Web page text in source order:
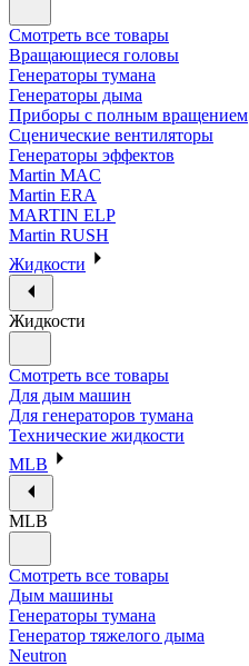
Смотреть все товары
Вращающиеся головы
Генераторы тумана
Генераторы дыма
Приборы с полным вращением
Сценические вентиляторы
Генераторы эффектов
Martin MAC
Martin ERA
MARTIN ELP
Martin RUSH
Жидкости
Жидкости
Смотреть все товары
Для дым машин
Для генераторов тумана
Технические жидкости
MLB
MLB
Смотреть все товары
Дым машины
Генераторы тумана
Генератор тяжелого дыма
Neutron